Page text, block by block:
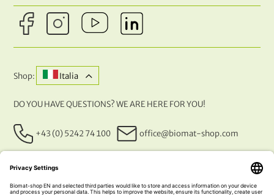
Shop: Italia
DO YOU HAVE QUESTIONS? WE ARE HERE FOR YOU!
+43 (0) 5242 74 100 office@biomat-shop.com